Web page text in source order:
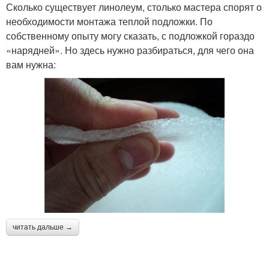
Сколько существует линолеум, столько мастера спорят о
необходимости монтажа теплой подложки. По
собственному опыту могу сказать, с подложкой гораздо
«нарядней». Но здесь нужно разбираться, для чего она
вам нужна:
читать дальше →